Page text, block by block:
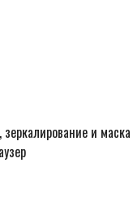
и маска